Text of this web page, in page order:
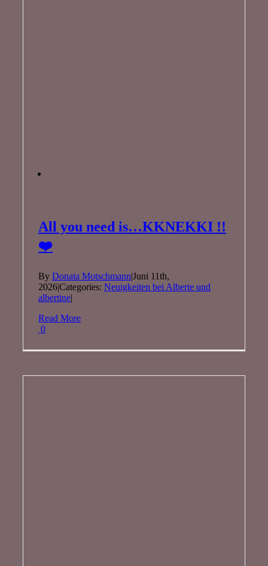
All you need is…KKNEKKI !!
❤️
By Donata Motschmann|Juni 11th,
2026|Categories: Neuigkeiten bei Alberte und
albertine|
Read More
0